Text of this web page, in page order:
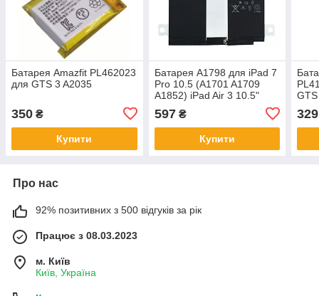
Батарея Amazfit PL462023
для GTS 3 A2035
350 ₴
Купити
Батарея A1798 для iPad 7
Pro 10.5 (A1701 A1709
A1852) iPad Air 3 10.5"
A2153 / A2154 /
597₴
Купити
329
Про нас
92% позитивних з 500 відгуків за рік
Працює з 08.03.2023
м. Київ
Київ, Україна